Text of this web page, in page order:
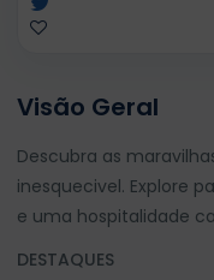
Visão Geral
Descubra as
inesquecivel. Explore
e uma hospitalidade
DESTAQUES